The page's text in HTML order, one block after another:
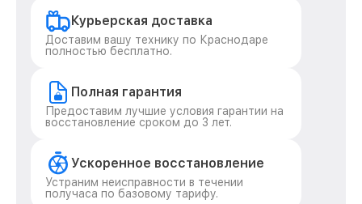
Курьерская доставка
Доставим вашу технику по Краснодаре
полностью бесплатно.
Полная гарантия
Предоставим лучшие условия гарантии на
восстановление сроком до 3 лет.
Ускоренное восстановление
Устраним неисправности в течении
получаса по базовому тарифу.